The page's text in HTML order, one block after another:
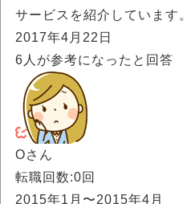
サービスを紹介しています。
2017年4月22日
6 人が参考になったと回答
Oさん
転職回数:0回
2015年1月〜2015年4月